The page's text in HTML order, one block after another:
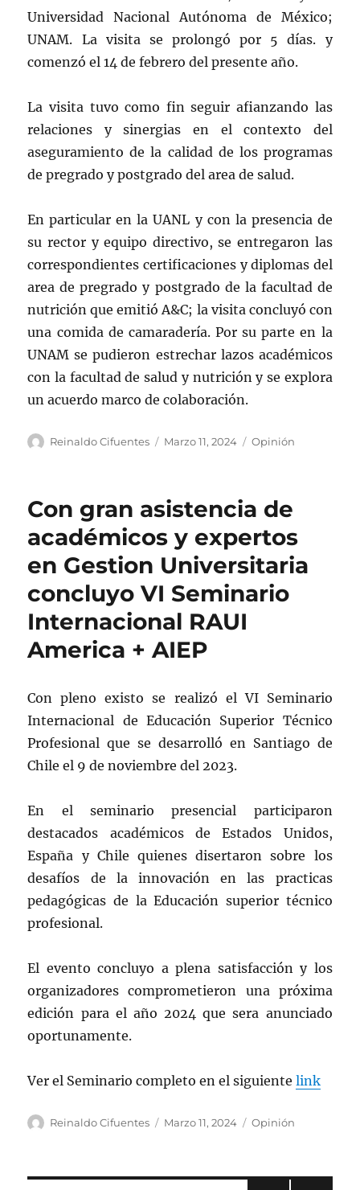
Universidad Nacional Autónoma de México;
UNAM. La visita se prolongó por 5 días. y
comenzó el 14 de febrero del presente año.
La visita tuvo como fin seguir afianzando las
relaciones y sinergias en el contexto del
aseguramiento de la calidad de los programas
de pregrado y postgrado del area de salud.
En particular en la UANL y con la presencia de
su rector y equipo directivo, se entregaron las
correspondientes certificaciones y diplomas del
area de pregrado y postgrado de la facultad de
nutrición que emitió A&C; la visita concluyó con
una comida de camaradería. Por su parte en la
UNAM se pudieron estrechar lazos académicos
con la facultad de salud y nutrición y se explora
un acuerdo marco de colaboración.
Autor
Reinaldo Cifuentes
Publicado
Marzo 11, 2024 Categorías
Opinión
Con gran asistencia de
académicos y expertos
en Gestion Universitaria
concluyo VI Seminario
Internacional RAUI
America + AIEP
Con pleno existo se realizó el VI Seminario
Internacional de Educación Superior Técnico
Profesional que se desarrolló en Santiago de
Chile el 9 de noviembre del 2023.
En el seminario presencial participaron
destacados académicos de Estados Unidos,
España y Chile quienes disertaron sobre los
desafíos de la innovación en las practicas
pedagógicas de la Educación superior técnico
profesional.
El evento concluyo a plena satisfacción y los
organizadores comprometieron una próxima
edición para el año 2024 que sera anunciado
oportunamente.
Ver el Seminario completo en el siguientelink
Autor
Reinaldo Cifuentes
Publicado
Marzo 11, 2024 Categorías
Opinión